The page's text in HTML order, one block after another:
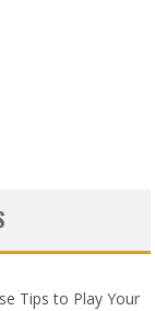
Tips to Play Your